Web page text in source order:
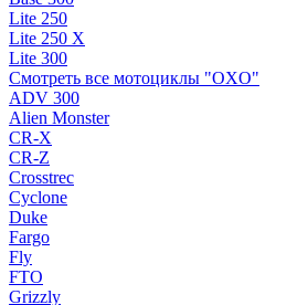
Lite 250
Lite 250 X
Lite 300
Смотреть все мотоциклы "OXO"
ADV 300
Alien Monster
CR-X
CR-Z
Crosstrec
Cyclone
Duke
Fargo
Fly
FTO
Grizzly